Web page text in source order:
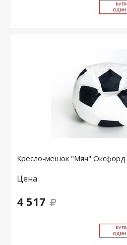
Кресло-мешок "Мяч"
Цена
4 517